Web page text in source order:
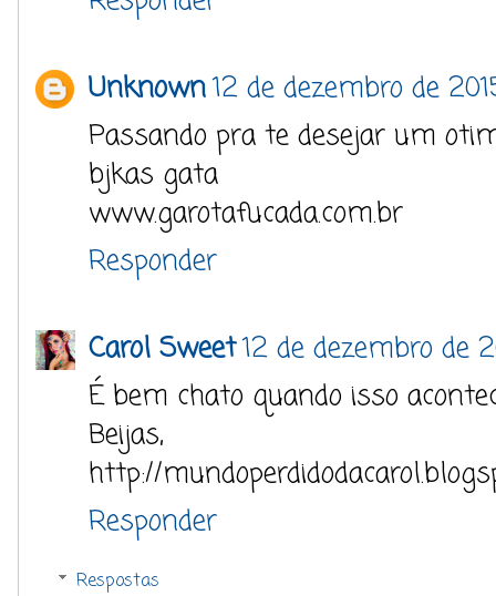
Unknown12 de dezembro de
Passando pra te desejar um
bjkas gata
www.garotafucada.com.br
Responder
Carol Sweet12 de dezembro de
É bem chato quando isso
Beijas,
http://
Responder
Respostas